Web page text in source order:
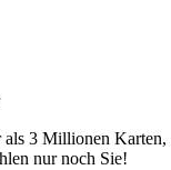
als 3 Millionen Karten,
nur noch Sie!